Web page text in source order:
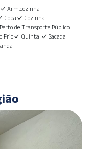
Arm.cozinha
Copa
Cozinha
Perto de Transporte Público
Frio Quintal
Sacada